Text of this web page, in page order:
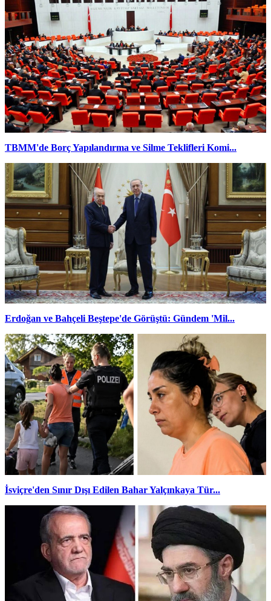
TBMM'de Borç Yapılandırma ve Silme Teklifleri Komi...
Erdoğan ve Bahçeli Beştepe'de Görüştü: Gündem 'Mil...
İsviçre'den Sınır Dışı Edilen Bahar Yalçınkaya Tür...